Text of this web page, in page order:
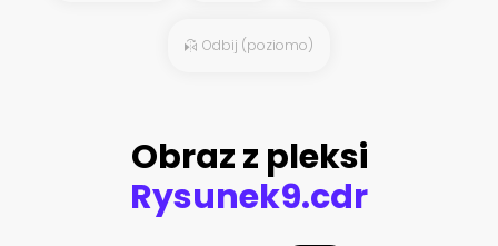
Odbij (poziomo)
Obraz z pleksi
Rysunek9.cdr